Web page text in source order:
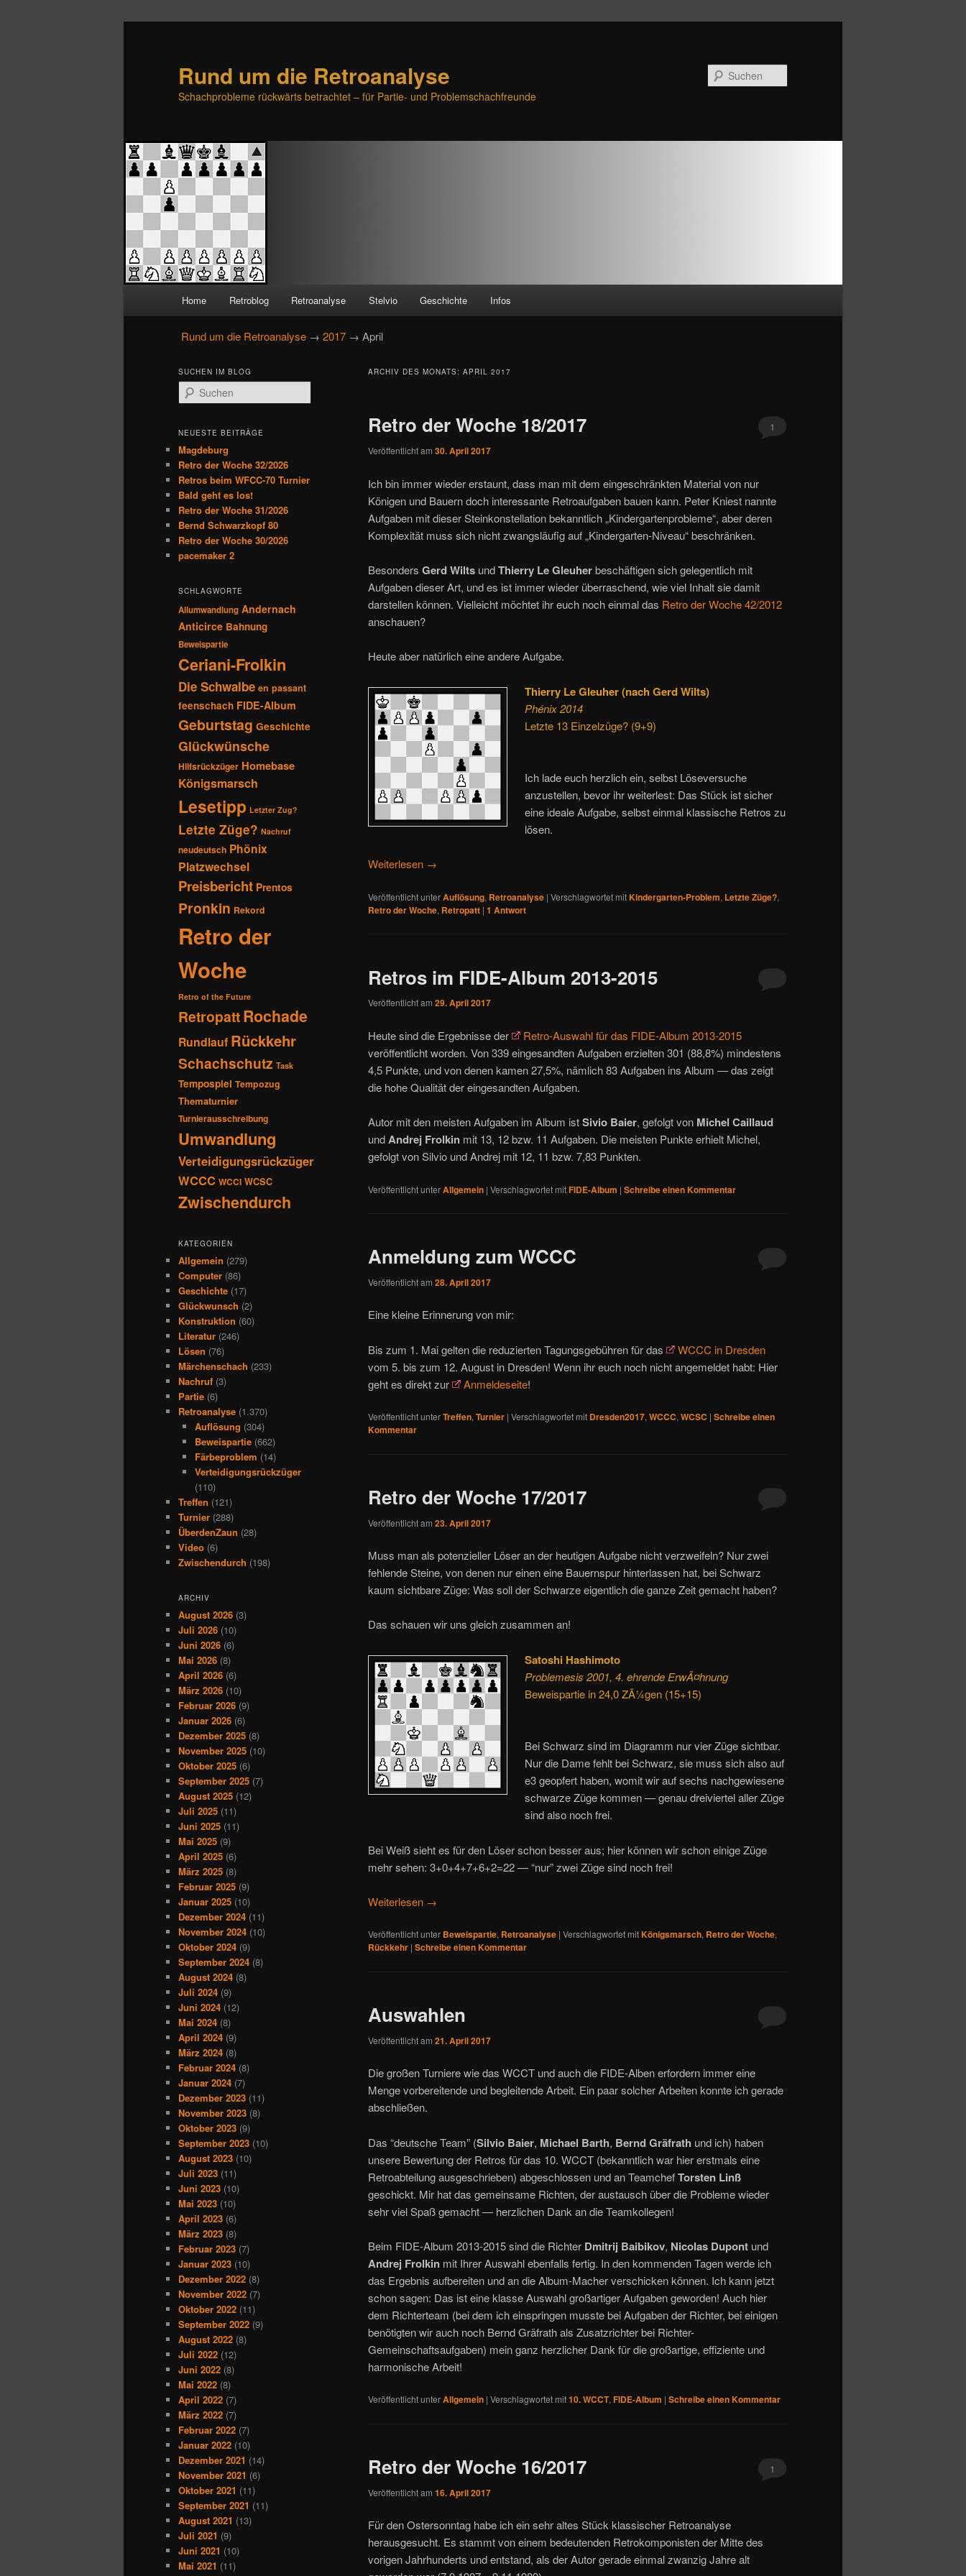
Rund um die Retroanalyse
Schachprobleme rückwärts betrachtet – für Partie- und Problemschachfreunde
Zum
primären
Inhalt
springen
Zum
sekundären
Inhalt
springen
Home Retroblog Retroanalyse Stelvio Geschichte Infos
Rund um die Retroanalyse → 2017 → April
ARCHIV DES MONATS: APRIL 2017
Retro der Woche 18/2017
Veröffentlicht am 30. April 2017
1
Ich bin immer wieder erstaunt, dass man mit dem eingeschränkten Material von nur
Königen und Bauern doch interessante Retroaufgaben bauen kann. Peter Kniest nannte
Aufgaben mit dieser Steinkonstellation bekanntlich „Kindergartenprobleme“, aber deren
Komplexität muss sich nicht zwangsläufig auf „Kindergarten-Niveau“ beschränken.
Besonders Gerd Wilts undThierry Le Gleuherbeschäftigen sich gelegentlich mit
Aufgaben dieser Art, und es ist immer wieder überraschend, wie viel Inhalt sie damit
darstellen können. Vielleicht möchtet ihr euch noch einmal das Retro der Woche 42/2012
anschauen?
Heute aber natürlich eine andere Aufgabe.
Thierry Le Gleuher (nach Gerd Wilts)
Phénix 2014
Letzte 13 Einzelzüge? (9+9)
Ich lade euch herzlich ein, selbst Löseversuche
anzustellen, bevor ihr weiterlest: Das Stück ist sicher
eine ideale Aufgabe, selbst einmal klassische Retros zu
lösen.
Weiterlesen →
Veröffentlicht unterAuflösung, Retroanalyse | Verschlagwortet mitKindergarten-Problem, Letzte Züge?,
Retro der Woche, Retropatt | 1 Antwort
Retros im FIDE-Album 2013-2015
Veröffentlicht am 29. April 2017
Heute sind die Ergebnisse der
Retro-Auswahl für das FIDE-Album 2013-2015
veröffentlicht worden. Von 339 eingesandten Aufgaben erzielten 301 (88,8%) mindestens
4,5 Punkte, und von denen kamen 27,5%, nämlich 83 Aufgaben ins Album — das zeigt
die hohe Qualität der eingesandten Aufgaben.
Autor mit den meisten Aufgaben im Album istSivio Baier, gefolgt von Michel Caillaud
undAndrej Frolkin mit 13, 12 bzw. 11 Aufgaben. Die meisten Punkte erhielt Michel,
gefolgt von Silvio und Andrej mit 12, 11 bzw. 7,83 Punkten.
Veröffentlicht unterAllgemein | Verschlagwortet mitFIDE-Album | Schreibe einen Kommentar
Anmeldung zum WCCC
Veröffentlicht am 28. April 2017
Eine kleine Erinnerung von mir:
Bis zum 1. Mai gelten die reduzierten Tagungsgebühren für das
WCCC in Dresden
vom 5. bis zum 12. August in Dresden! Wenn ihr euch noch nicht angemeldet habt: Hier
geht es direkt zur
Anmeldeseite!
Veröffentlicht unterTreffen, Turnier | Verschlagwortet mit Dresden2017, WCCC, WCSC | Schreibe einen
Kommentar
Retro der Woche 17/2017
Veröffentlicht am 23. April 2017
Muss man als potenzieller Löser an der heutigen Aufgabe nicht verzweifeln? Nur zwei
fehlende Steine, von denen nur einen eine Bauernspur hinterlassen hat, bei Schwarz
kaum sichtbare Züge: Was soll der Schwarze eigentlich die ganze Zeit gemacht haben?
Das schauen wir uns gleich zusammen an!
Satoshi Hashimoto
Problemesis 2001, 4. ehrende ErwÃ¤hnung
Beweispartie in 24,0 ZÃ¼gen (15+15)
Bei Schwarz sind im Diagramm nur vier Züge sichtbar.
Nur die Dame fehlt bei Schwarz, sie muss sich also auf
e3 geopfert haben, womit wir auf sechs nachgewiesene
schwarze Züge kommen — genau dreiviertel aller Züge
sind also noch frei.
Bei Weiß sieht es für den Löser schon besser aus; hier können wir schon einige Züge
mehr sehen: 3+0+4+7+6+2=22 — “nur” zwei Züge sind noch frei!
Weiterlesen →
Veröffentlicht unter Beweispartie, Retroanalyse | Verschlagwortet mitKönigsmarsch, Retro der Woche,
Rückkehr | Schreibe einen Kommentar
Auswahlen
Veröffentlicht am 21. April 2017
Die großen Turniere wie das WCCT und auch die FIDE-Alben erfordern immer eine
Menge vorbereitende und begleitende Arbeit. Ein paar solcher Arbeiten konnte ich gerade
abschließen.
Das “deutsche Team” (Silvio Baier, Michael Barth, Bernd Gräfrath und ich) haben
unsere Bewertung der Retros für das 10. WCCT (bekanntlich war hier erstmals eine
Retroabteilung ausgeschrieben) abgeschlossen und an TeamchefTorsten Linß
geschickt. Mir hat das gemeinsame Richten, der austausch über die Probleme wieder
sehr viel Spaß gemacht — herzlichen Dank an die Teamkollegen!
Beim FIDE-Album 2013-2015 sind die Richter Dmitrij Baibikov, Nicolas Dupont und
Andrej Frolkin mit Ihrer Auswahl ebenfalls fertig. In den kommenden Tagen werde ich
das Ergebnis aufbereiten und an die Album-Macher verschicken können. Ich kann jetzt
schon sagen: Das ist eine klasse Auswahl großartiger Aufgaben geworden! Auch hier
dem Richterteam (bei dem ich einspringen musste bei Aufgaben der Richter, bei einigen
benötigten wir auch noch Bernd Gräfrath als Zusatzrichter bei Richter-
Gemeinschaftsaufgaben) mein ganz herzlicher Dank für die großartige, effiziente und
harmonische Arbeit!
Veröffentlicht unterAllgemein | Verschlagwortet mit10. WCCT, FIDE-Album | Schreibe einen Kommentar
Retro der Woche 16/2017
Veröffentlicht am 16. April 2017
1
Für den Ostersonntag habe ich ein sehr altes Stück klassischer Retroanalyse
herausgesucht. Es stammt von einem bedeutenden Retrokomponisten der Mitte des
vorigen Jahrhunderts und entstand, als der Autor gerade einmal zwanzig Jahre alt
SUCHEN IM BLOG
u
h
n
NEUESTE BEITRÄGE
Magdeburg
Retro der Woche 32/2026
Retros beim WFCC-70 Turnier
Bald geht es los!
Retro der Woche 31/2026
Bernd Schwarzkopf 80
Retro der Woche 30/2026
pacemaker 2
SCHLAGWORTE
Allumwandlung Andernach
Anticirce Bahnung
Beweispartie
Ceriani-Frolkin
Die Schwalbe en passant
feenschach FIDE-Album
Geburtstag Geschichte
Glückwünsche
Hilfsrückzüger Homebase
Königsmarsch
Lesetipp Letzter Zug?
Letzte Züge? Nachruf
neudeutsch Phönix
Platzwechsel
Preisbericht Prentos
Pronkin Rekord
Retro der
Woche
Retro of the Future
RetropattRochade
Rundlauf Rückkehr
Schachschutz Task
Tempospiel Tempozug
Thematurnier
Turnierausschreibung
Umwandlung
Verteidigungsrückzüger
WCCC WCCI WCSC
Zwischendurch
KATEGORIEN
Allgemein (279)
Computer (86)
Geschichte (17)
Glückwunsch (2)
Konstruktion (60)
Literatur (246)
Lösen (76)
Märchenschach (233)
Nachruf (3)
Partie (6)
Retroanalyse (1.370)
Auflösung (304)
Beweispartie(662)
Färbeproblem (14)
Verteidigungsrückzüger
(110)
Treffen (121)
Turnier (288)
ÜberdenZaun (28)
Video (6)
Zwischendurch (198)
ARCHIV
August 2026 (3)
Juli 2026 (10)
Juni 2026 (6)
Mai 2026 (8)
April 2026 (6)
März 2026 (10)
Februar 2026 (9)
Januar 2026 (6)
Dezember 2025 (8)
November 2025 (10)
Oktober 2025 (6)
September 2025 (7)
August 2025 (12)
Juli 2025 (11)
Juni 2025 (11)
Mai 2025 (9)
April 2025 (6)
März 2025 (8)
Februar 2025 (9)
Januar 2025 (10)
Dezember 2024 (11)
November 2024 (10)
Oktober 2024 (9)
September 2024 (8)
August 2024 (8)
Juli 2024 (9)
Juni 2024 (12)
Mai 2024 (8)
April 2024 (9)
März 2024 (8)
Februar 2024 (8)
Januar 2024 (7)
Dezember 2023 (11)
November 2023 (8)
Oktober 2023 (9)
September 2023 (10)
August 2023 (10)
Juli 2023 (11)
Juni 2023 (10)
Mai 2023 (10)
April 2023 (6)
März 2023 (8)
Februar 2023 (7)
Januar 2023 (10)
Dezember 2022 (8)
November 2022 (7)
Oktober 2022 (11)
September 2022 (9)
August 2022 (8)
Juli 2022 (12)
Juni 2022 (8)
Mai 2022 (8)
April 2022 (7)
März 2022 (7)
Februar 2022 (7)
Januar 2022 (10)
Dezember 2021 (14)
November 2021 (6)
Oktober 2021 (11)
September 2021 (11)
August 2021 (13)
Juli 2021 (9)
Juni 2021 (10)
Mai 2021 (11)